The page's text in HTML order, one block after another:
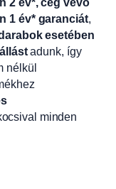
2 év*, cég vevő
1 év* garanciát,
esetében
adunk, így
nélkül
minden